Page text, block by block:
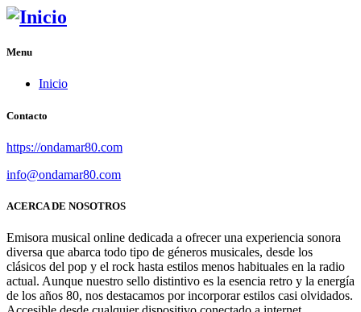
Menu
Inicio
Contacto
https://ondamar80.com
info@ondamar80.com
ACERCA DE NOSOTROS
Emisora musical online dedicada a ofrecer una experiencia sonora
diversa que abarca todo tipo de géneros musicales, desde los
clásicos del pop y el rock hasta estilos menos habituales en la radio
actual. Aunque nuestro sello distintivo es la esencia retro y la energía
de los años 80, nos destacamos por incorporar estilos casi olvidados.